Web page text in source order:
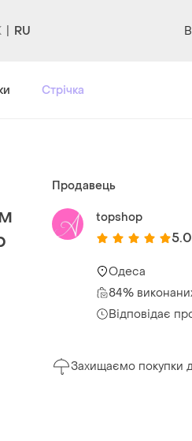
RU
Стрічка
Продавець
topshop
5.0
Одеса
84%
Відповідає
Захищаємо покупки